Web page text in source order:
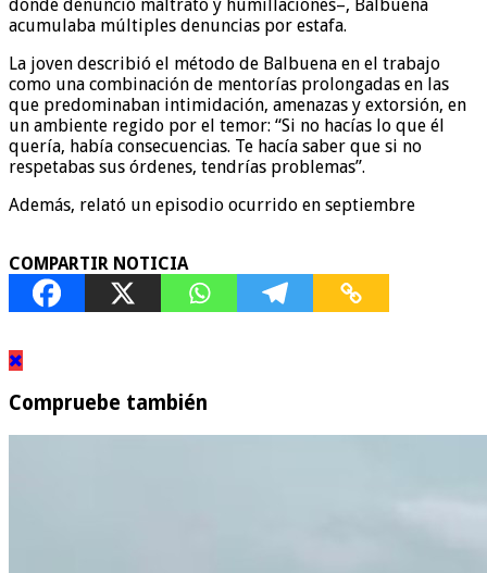
donde denunció maltrato y humillaciones–, Balbuena
acumulaba múltiples denuncias por estafa.
La joven describió el método de Balbuena en el trabajo
como una combinación de mentorías prolongadas en las
que predominaban intimidación, amenazas y extorsión, en
un ambiente regido por el temor: “Si no hacías lo que él
quería, había consecuencias. Te hacía saber que si no
respetabas sus órdenes, tendrías problemas”.
Además, relató un episodio ocurrido en septiembre
COMPARTIR NOTICIA
Compruebe también